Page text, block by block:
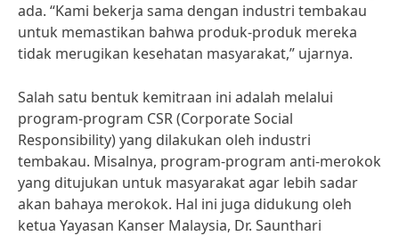
ada. “Kami bekerja sama dengan industri tembakau
untuk memastikan bahwa produk-produk mereka
tidak merugikan kesehatan masyarakat,” ujarnya.
Salah satu bentuk kemitraan ini adalah melalui
program-program CSR (Corporate Social
Responsibility) yang dilakukan oleh industri
tembakau. Misalnya, program-program anti-merokok
yang ditujukan untuk masyarakat agar lebih sadar
akan bahaya merokok. Hal ini juga didukung oleh
ketua Yayasan Kanser Malaysia, Dr. Saunthari